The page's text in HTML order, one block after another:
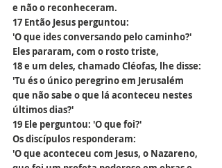
e não o reconheceram.
17 Então Jesus perguntou:
'O que ides conversando pelo caminho?'
Eles pararam, com o rosto triste,
18 e um deles, chamado Cléofas, lhe disse:
'Tu és o único peregrino em Jerusalém
que não sabe o que lá aconteceu nestes
últimos dias?'
19 Ele perguntou: 'O que foi?'
Os discípulos responderam:
'O que aconteceu com Jesus, o Nazareno,